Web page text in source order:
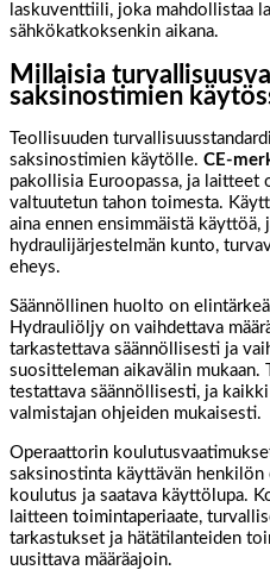
laskuventtiili, joka mahdollistaa
sähkökatkoksenkin aikana.
Millaisia
saksinostimien
Teollisuuden
saksinostimien käytölle. CE-
pakollisia Euroopassa, ja laitteet
valtuutetun tahon toimesta.
aina ennen ensimmäistä käyttöä,
hydraulijärjestelmän kunto,
eheys.
Säännöllinen huolto on
Hydrauliöljy on vaihdettava
tarkastettava säännöllisesti ja
suositteleman aikavälin
testattava säännöllisesti, ja
valmistajan ohjeiden mukaisesti.
Operaattorin
saksinostinta käyttävän
koulutus ja saatava käyttölupa.
laitteen toimintaperiaate,
tarkastukset ja hätätilanteiden
uusittava määräajoin.